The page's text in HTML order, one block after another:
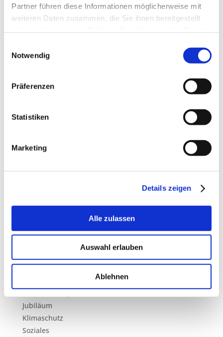
Partner führen diese Informationen möglicherweise mit
weiteren Daten zusammen, die Sie ihnen bereitgestellt
Notwendig
Präferenzen
Statistiken
Marketing
Details zeigen
Alle zulassen
Auswahl erlauben
Ablehnen
März 2026
Februar 2026
November 2025
September 2025
April 2024
März 2023
August 2022
April 2021
September 2020
Kategorien
Jubiläum
Klimaschutz
Soziales